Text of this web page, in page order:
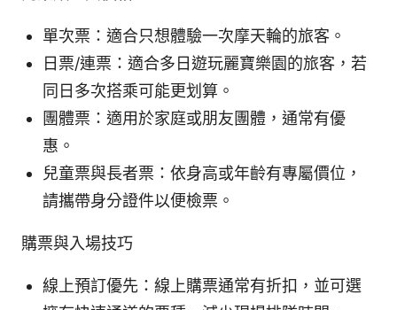
單次票：適合只想體驗一次摩天輪的旅客。
日票/連票：適合多日遊玩麗寶樂園的旅客，若
同日多次搭乘可能更划算。
團體票：適用於家庭或朋友團體，通常有優
惠。
兒童票與長者票：依身高或年齡有專屬價位，
請攜帶身分證件以便檢票。
購票與入場技巧
線上預訂優先：線上購票通常有折扣，並可選